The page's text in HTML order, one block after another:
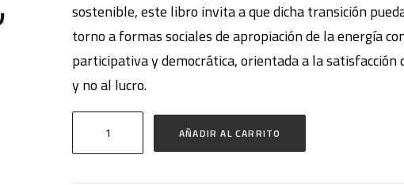
sostenible, este libro invita a que dicha transición
torno a formas sociales de apropiación de la energía
participativa y democrática, orientada a la satisfacción
y no al lucro.
para
AÑADIR AL CARRITO